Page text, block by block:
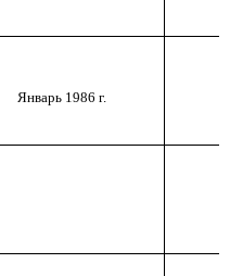
Январь 1986 г.